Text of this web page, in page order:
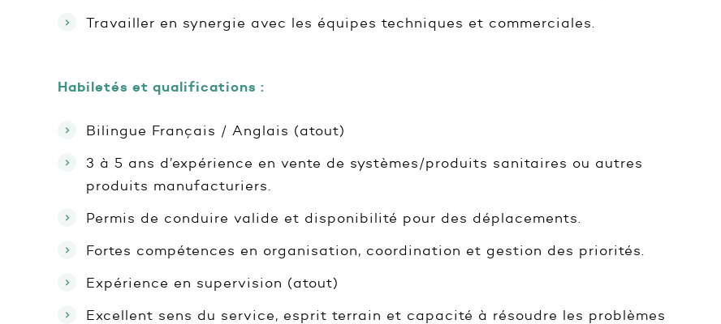
Travailler en synergie avec les équipes techniques et commerciales.
Habiletés et qualifications :
Bilingue Français / Anglais (atout)
3 à 5 ans d’expérience en vente de systèmes/produits sanitaires ou autres
produits manufacturiers.
Permis de conduire valide et disponibilité pour des déplacements.
Fortes compétences en organisation, coordination et gestion des priorités.
Expérience en supervision (atout)
Excellent sens du service, esprit terrain et capacité à résoudre les problèmes